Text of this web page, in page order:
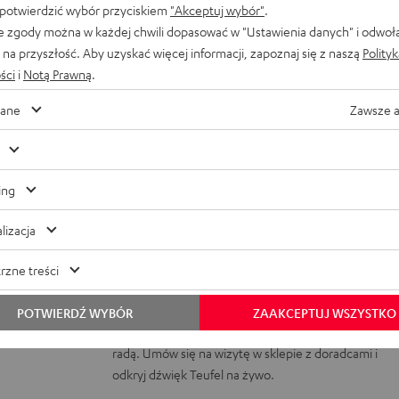
w sklepie Audiomagic w
naszego partnera w Warszawie lub przyjdź do
produkty na własnych uszach! Czy to
kompaktowe słuchawki, czy systemy dźwiękowe
5.1 – pracownicy sklepu służą Ci pomocą i fachową
radą. Umów się na wizytę w sklepie z doradcami i
odkryj dźwięk Teufel na żywo.
wybór przyciskiem "Akceptuj wybór"
zgody można w każdej chwili dopasować w "Ustawienia danych" i
przyszłość. Aby uzyskać więcej informacji, zapoznaj się z naszą
i Notą Prawną
Zawsze
treści
ZAAKCEPTUJ WSZYSTKO
POTWIERDŹ WYBÓR